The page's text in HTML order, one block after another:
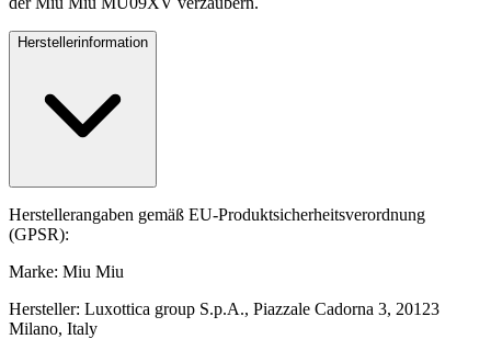
Herstellerinformation
Herstellerangaben gemäß EU-Produktsicherheitsverordnung
(GPSR):
Marke: Miu Miu
Hersteller: Luxottica group S.p.A., Piazzale Cadorna 3, 20123
Milano, Italy